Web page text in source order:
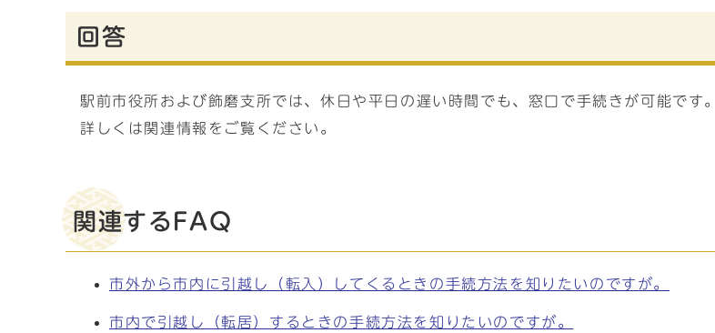
回答
駅前市役所および飾磨支所では、休日や平日の遅い時間でも、窓口で手続きが可能です。
詳しくは関連情報をご覧ください。
関連するFAQ
市外から市内に引越し（転入）してくるときの手続方法を知りたいのですが。
市内で引越し（転居）するときの手続方法を知りたいのですが。